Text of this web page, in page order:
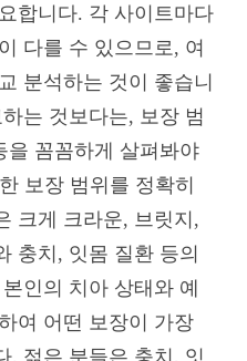
합니다. 각 사이트마다
다를 수 있으므로, 여
분석하는 것이 좋습니
는 것보다는, 보장 범
을 꼼꼼하게 살펴봐야
보장 범위를 정확히
크게 크라운, 브릿지,
충치, 잇몸 질환 등의
인의 치아 상태와 예
여 어떤 보장이 가장
. 젊은 분들은 충치, 잇